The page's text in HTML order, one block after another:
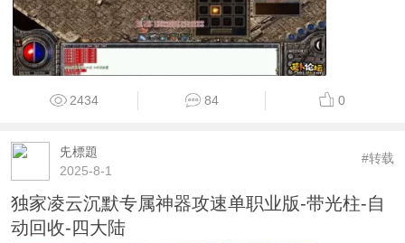
2434 84 0
兂標題
2025-8-1
#转载
独家凌云沉默专属神器攻速单职业版-带光柱-自
动回收-四大陆